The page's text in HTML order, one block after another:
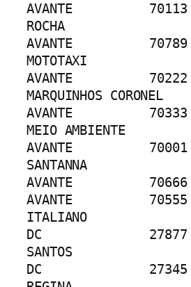
AVANTE		70113	FABIA
ROCHA
AVANTE		70789	MARCELO
MOTOTAXI
AVANTE		70222
MARQUINHOS CORONEL
AVANTE		70333	MEIRE DO
MEIO AMBIENTE
AVANTE		70001	PATRIC
SANTANNA
AVANTE		70555	TUCA
ITALIANO
DC		27877	ADILSON
SANTOS
DC		27345	CATIA